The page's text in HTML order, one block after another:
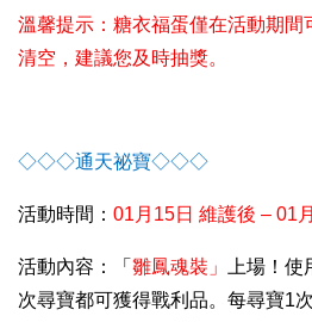
溫馨提示：糖衣福蛋僅在活動期間
清空，建議您及時抽獎。
◇◇◇通天祕寶◇◇◇
活動時間： 01 月15日 維護後 – 01
活動內容：「 雛鳳魂裝 」
上場！
次尋寶都可獲得戰利品。每尋寶1